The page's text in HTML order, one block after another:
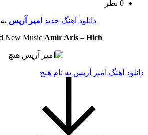
0 نظر
دانلود آهنگ جدید امیر آریس
New Music Amir Aris– Hich
دانلود آهنگ امیر آریس به نام هیچ